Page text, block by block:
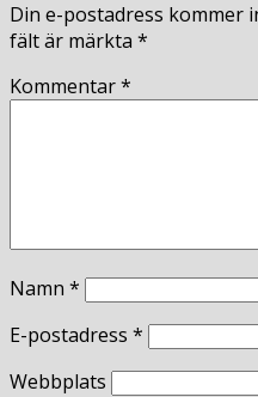
Din e-postadress kommer
fält är märkta *
Kommentar*
Namn *
E-postadress *
Webbplats